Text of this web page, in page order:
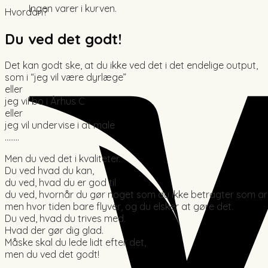
Ingen varer i kurven.
Hvordan?
Du ved det godt!
Det kan godt ske, at du ikke ved det i det endelige output,
som i “jeg vil være dyrlæge”
eller
jeg vil bo i Århus C
eller
jeg vil undervise i at male
……..
Men du ved det i kvaliteter.
Du ved hvad du kan,
du ved, hvad du er god til
du ved, hvornår du gør noget som du ikke betragter som
men hvor tiden bare flyver, og du elsker at gøre det.
Du ved, hvad du trives med.
Hvad der gør dig glad.
Måske skal du lede lidt efter det,
men du ved det godt!